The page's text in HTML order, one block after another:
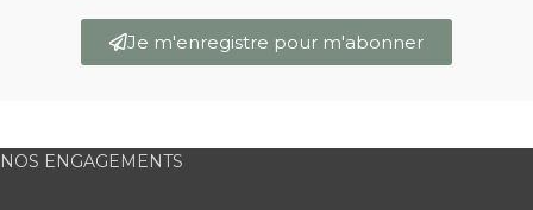
Je m'enregistre pour m'abonner
NOS ENGAGEMENTS